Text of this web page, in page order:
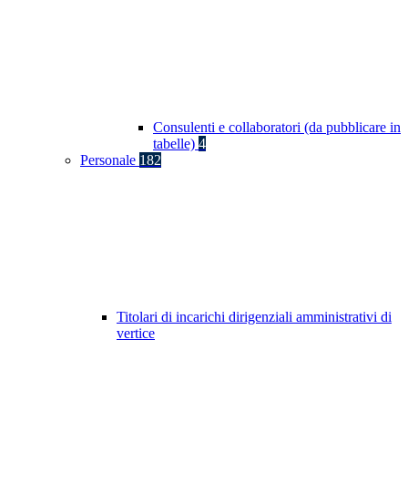
Consulenti e collaboratori (da pubblicare in
tabelle) 4
Personale 182
Titolari di incarichi dirigenziali amministrativi di
vertice